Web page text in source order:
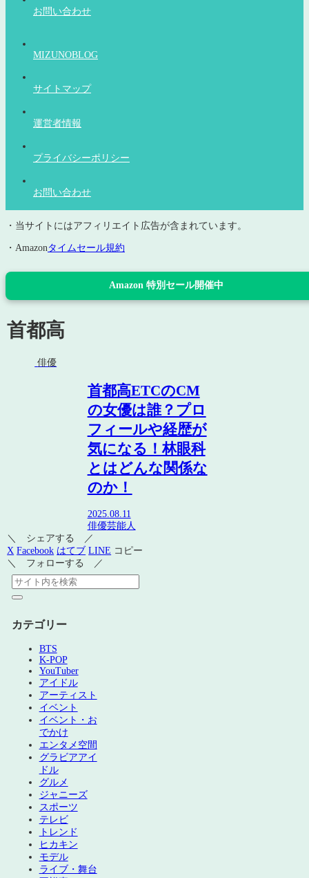
お問い合わせ
MIZUNOBLOG
サイトマップ
運営者情報
プライバシーポリシー
お問い合わせ
・当サイトにはアフィリエイト広告が含まれています。
・Amazonタイムセール規約
Amazon 特別セール開催中
首都高
俳優
首都高ETCのCM
の女優は誰？プロ
フィールや経歴が
気になる！林眼科
とはどんな関係な
のか！
2025.08.11
俳優芸能人
＼ シェアする ／
X Facebook はてブ LINE コピー
＼ フォローする ／
カテゴリー
BTS
K-POP
YouTuber
アイドル
アーティスト
イベント
イベント・お
でかけ
エンタメ空間
グラビアアイ
ドル
グルメ
ジャニーズ
スポーツ
テレビ
トレンド
ヒカキン
モデル
ライブ・舞台